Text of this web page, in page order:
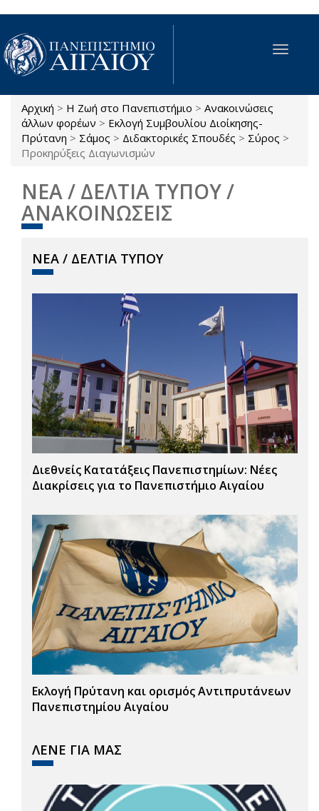
Παράκαμψη προς το κυρίως περιεχόμενο
Toggle
Είστε εδώ
Αρχική > Η Ζωή στο Πανεπιστήμιο > Ανακοινώσεις
άλλων φορέων > Εκλογή Συμβουλίου Διοίκησης-
Πρύτανη > Σάμος > Διδακτορικές Σπουδές > Σύρος >
Προκηρύξεις Διαγωνισμών
ΝΕΑ / ΔΕΛΤΙΑ ΤΥΠΟΥ /
ΑΝΑΚΟΙΝΩΣΕΙΣ
ΝΕΑ / ΔΕΛΤΙΑ ΤΥΠΟΥ
Διεθνείς Κατατάξεις Πανεπιστημίων: Νέες
Διακρίσεις για το Πανεπιστήμιο Αιγαίου
Εκλογή Πρύτανη και ορισμός Αντιπρυτάνεων
Πανεπιστημίου Αιγαίου
ΛΕΝΕ ΓΙΑ ΜΑΣ